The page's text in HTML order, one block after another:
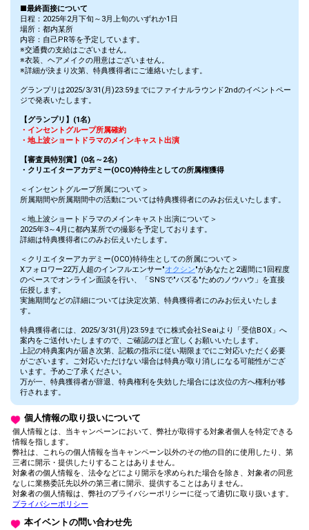
■最終面接について
日程：2025年2月下旬～3月上旬のいずれか1日
場所：都内某所
内容：自己PR等を予定しています。
※交通費の支給はございません。
※衣装、ヘアメイクの用意はございません。
※詳細が決まり次第、特典獲得者にご連絡いたします。
グランプリは2025/3/31(月)23:59までにファイナルラウンド2ndのイベントペー
ジで発表いたします。
【グランプリ】(1名)
・インセントグループ所属確約
・地上波ショートドラマのメインキャスト出演
【審査員特別賞】(0名～2名)
・クリエイターアカデミー(OCO)特待生としての所属権獲得
＜インセントグループ所属について＞
所属期間や所属期間中の活動については特典獲得者にのみお伝えいたします。
＜地上波ショートドラマのメインキャスト出演について＞
2025年3～4月に都内某所での撮影を予定しております。
詳細は特典獲得者にのみお伝えいたします。
＜クリエイターアカデミー(OCO)特待生としての所属について＞
Xフォロワー22万人超のインフルエンサー"オクシン"があなたと2週間に1回程度
のペースでオンライン面談を行い、「SNSで"バズる"ためのノウハウ」を直接
伝授します。
実施期間などの詳細については決定次第、特典獲得者にのみお伝えいたしま
す。
特典獲得者には、2025/3/31(月)23:59までに株式会社Seaiより「受信BOX」へ
案内をご送付いたしますので、ご確認のほど宜しくお願いいたします。
上記の特典案内が届き次第、記載の指示に従い期限までにご対応いただく必要
がございます。ご対応いただけない場合は特典が取り消しになる可能性がござ
います。予めご了承ください。
万が一、特典獲得者が辞退、特典権利を失効した場合には次位の方へ権利が移
行されます。
個人情報の取り扱いについて
個人情報とは、当キャンペーンにおいて、弊社が取得する対象者個人を特定できる
情報を指します。
弊社は、これらの個人情報を当キャンペーン以外のその他の目的に使用したり、第
三者に開示・提供したりすることはありません。
対象者の個人情報を、法令などにより開示を求められた場合を除き、対象者の同意
なしに業務委託先以外の第三者に開示、提供することはありません。
対象者の個人情報は、弊社のプライバシーポリシーに従って適切に取り扱います。
プライバシーポリシー
本イベントの問い合わせ先